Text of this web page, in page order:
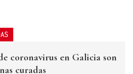
coronavirus en Galicia son
curadas